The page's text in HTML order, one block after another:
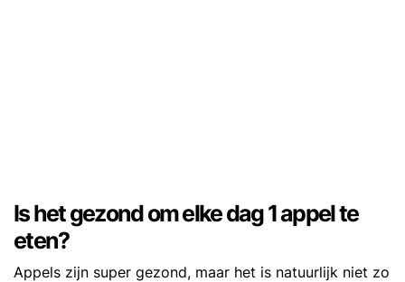
Is het gezond om elke dag 1 appel te
eten?
Appels zijn super gezond, maar het is natuurlijk niet zo